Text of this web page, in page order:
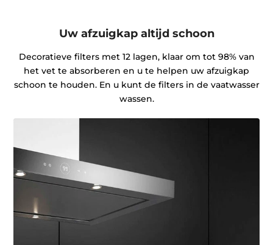
Uw afzuigkap altijd schoon
Decoratieve filters met 12 lagen, klaar om tot 98% van
het vet te absorberen en u te helpen uw afzuigkap
schoon te houden. En u kunt de filters in de vaatwasser
wassen.